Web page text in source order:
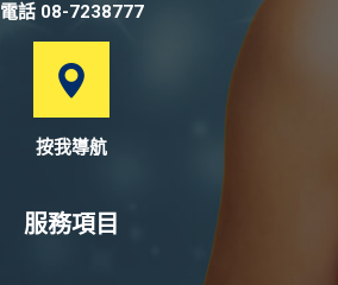
電話 08-7238777
按我導航
服務項目